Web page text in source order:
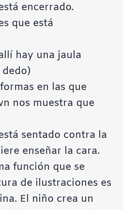
encerrado.
que está
hay una jaula
en las que
nos muestra que
sentado contra la
enseñar la cara.
función que se
de ilustraciones es
El niño crea un